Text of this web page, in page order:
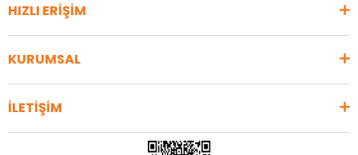
HIZLI ERİŞİM
KURUMSAL
İLETİŞİM